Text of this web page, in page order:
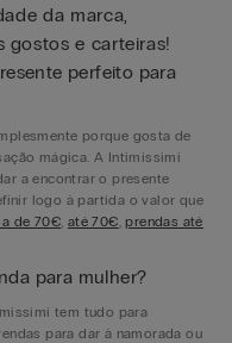
da marca,
gostos e carteiras!
perfeito para
porque gosta de
mágica. A Intimissimi
a encontrar o presente
logo à partida o valor que
de 70€, até 70€,prendas até
para mulher?
tem tudo para
para dar à namorada ou